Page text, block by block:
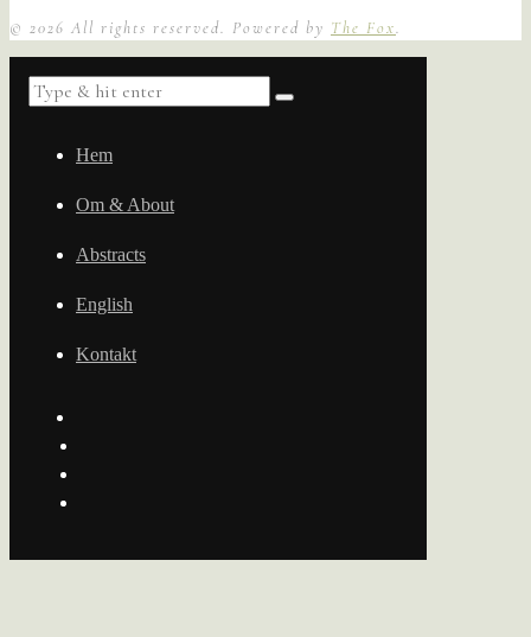
© 2026 All rights reserved. Powered by The Fox.
Hem
Om & About
Abstracts
English
Kontakt